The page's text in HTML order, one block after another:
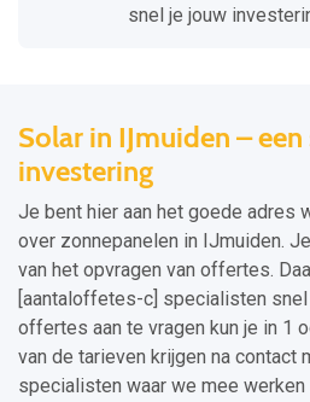
snel je jouw
Solar in IJmuiden –
investering
Je bent hier aan het goede adres
over zonnepanelen in IJmuiden.
van het opvragen van offertes.
[aantaloffetes-c] specialisten
offertes aan te vragen kun je in 1
van de tarieven krijgen na contact
specialisten waar we mee